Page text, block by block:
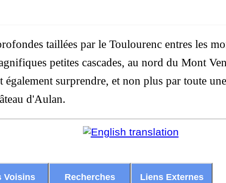
taillées par le Toulourenc entres les
petites cascades, au nord du Mont
également surprendre, et non plus par toute
d'Aulan.
Voisins Recherches Liens Externes